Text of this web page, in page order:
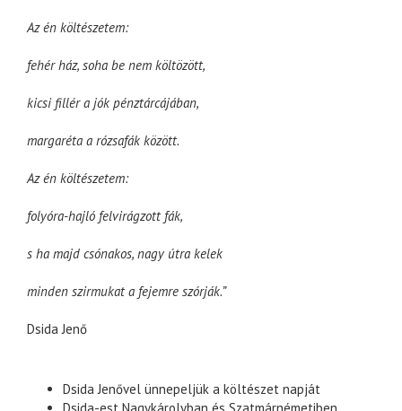
Az én költészetem:
fehér ház, soha be nem költözött,
kicsi fillér a jók pénztárcájában,
margaréta a rózsafák között.
Az én költészetem:
folyóra-hajló felvirágzott fák,
s ha majd csónakos, nagy útra kelek
minden szirmukat a fejemre szórják.”
Dsida Jenő
Dsida Jenővel ünnepeljük a költészet napját